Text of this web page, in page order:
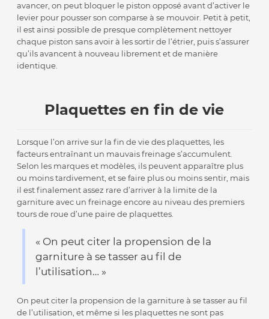
avancer, on peut bloquer le piston opposé avant d’activer le
levier pour pousser son comparse à se mouvoir. Petit à petit,
il est ainsi possible de presque complètement nettoyer
chaque piston sans avoir à les sortir de l’étrier, puis s’assurer
qu’ils avancent à nouveau librement et de manière
identique.
Plaquettes en fin de vie
Lorsque l’on arrive sur la fin de vie des plaquettes, les
facteurs entraînant un mauvais freinage s’accumulent.
Selon les marques et modèles, ils peuvent apparaître plus
ou moins tardivement, et se faire plus ou moins sentir, mais
il est finalement assez rare d’arriver à la limite de la
garniture avec un freinage encore au niveau des premiers
tours de roue d’une paire de plaquettes.
« On peut citer la propension de la
garniture à se tasser au fil de
l’utilisation… »
On peut citer la propension de la garniture à se tasser au fil
de l’utilisation, et même si les plaquettes ne sont pas